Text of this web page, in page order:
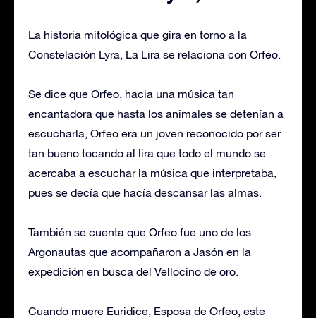
La historia mitológica que gira en torno a la
Constelación Lyra, La Lira se relaciona con Orfeo.
Se dice que Orfeo, hacia una música tan
encantadora que hasta los animales se detenían a
escucharla, Orfeo era un joven reconocido por ser
tan bueno tocando al lira que todo el mundo se
acercaba a escuchar la música que interpretaba,
pues se decía que hacía descansar las almas.
También se cuenta que Orfeo fue uno de los
Argonautas que acompañaron a Jasón en la
expedición en busca del Vellocino de oro.
Cuando muere Euridice, Esposa de Orfeo, este